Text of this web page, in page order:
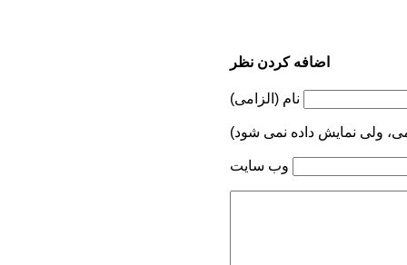
اضافه کردن نظر
نام (الزامی)
ولی نمایش داده نمی شود)
وب سایت